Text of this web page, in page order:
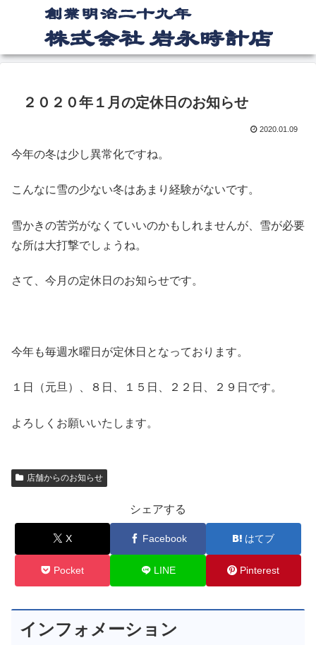
２０２０年１月の定休日のお知らせ
2020.01.09
今年の冬は少し異常化ですね。
こんなに雪の少ない冬はあまり経験がないです。
雪かきの苦労がなくていいのかもしれませんが、雪が必要
な所は大打撃でしょうね。
さて、今月の定休日のお知らせです。
今年も毎週水曜日が定休日となっております。
１日（元旦）、８日、１５日、２２日、２９日です。
よろしくお願いいたします。
店舗からのお知らせ
シェアする
X Facebook はてブ
Pocket LINE Pinterest
インフォメーション